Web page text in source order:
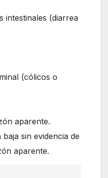
intestinales (diarrea
(cólicos o
aparente.
sin evidencia de
aparente.